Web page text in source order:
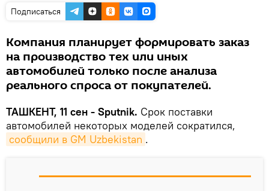
Подписаться
Компания планирует формировать заказ
на производство тех или иных
автомобилей только после анализа
реального спроса от покупателей.
ТАШКЕНТ, 11 сен - Sputnik. Срок поставки
автомобилей некоторых моделей сократился,
сообщили в GM Uzbekistan .